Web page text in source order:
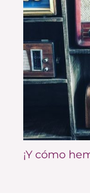
¡Y cómo